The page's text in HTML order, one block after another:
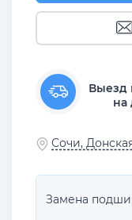
Выезд
на
Сочи,
Замена